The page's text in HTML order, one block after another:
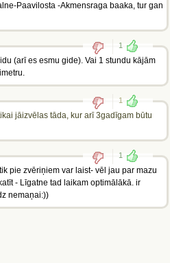
Paavilosta -Akmensraga baaka, tur gan
1
(arī es esmu gide). Vai 1 stundu kājām
1
jāizvēlas tāda, kur arī 3gadīgam būtu
1
pie zvēriņiem var laist- vēl jau par mazu
- Līgatne tad laikam optimālākā. ir
nemaņai:))